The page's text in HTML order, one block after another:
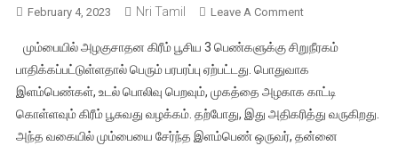
February 4, 2023 Nri Tamil Leave A CommentOn
பயன்படுத்தும்
அழகு
சாதனப்
பொருட்களால்
ஆபத்து
மும்பையில் அழகுசாதன கிரீம் பூசிய 3 பெண்களுக்கு சிறுநீரகம்
பாதிக்கப்பட்டுள்ளதால் பெரும் பரபரப்பு ஏற்பட்டது. பொதுவாக
இளம்பெண்கள், உடல் பொலிவு பெறவும், முகத்தை அழகாக காட்டி
கொள்ளவும் கிரீம் பூசுவது வழக்கம். தற்போது, இது அதிகரித்து வருகிறது.
அந்த வகையில் மும்பையை சேர்ந்த இளம்பெண் ஒருவர், தன்னை